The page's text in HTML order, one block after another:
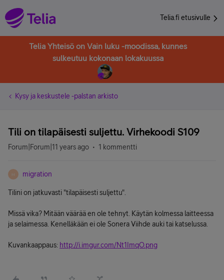
Telia.fi etusivulle
Telia Yhteisö on Vain luku -moodissa, kunnes
sulkeutuu kokonaan lokakuussa
Kysy ja keskustele -palstan arkisto
Tili on tilapäisesti suljettu. Virhekoodi S109
Forum|Forum|11 years ago 1 kommentti
M migration
Tilini on jatkuvasti "tilapäisesti suljettu".
Missä vika? Mitään väärää en ole tehnyt. Käytän kolmessa laitteessa
ja selaimessa. Kenelläkään ei ole Sonera Viihde auki tai katselussa.
Kuvankaappaus: http://i.imgur.com/Nt1ImqO.png